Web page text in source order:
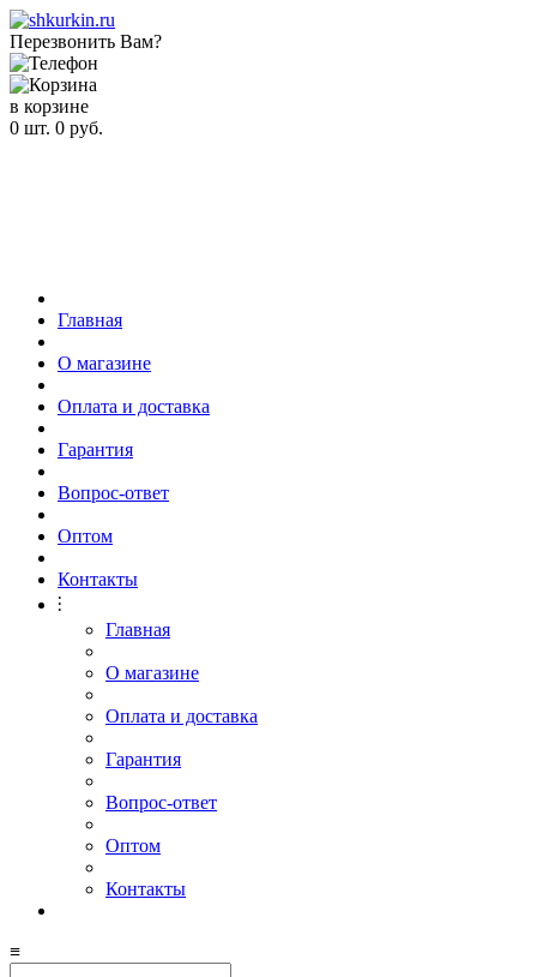
Перезвонить Вам?
в корзине
0 шт. 0 руб.
Главная
О магазине
Оплата и доставка
Гарантия
Вопрос-ответ
Оптом
Контакты
⫶
Главная
О магазине
Оплата и доставка
Гарантия
Вопрос-ответ
Оптом
Контакты
≡